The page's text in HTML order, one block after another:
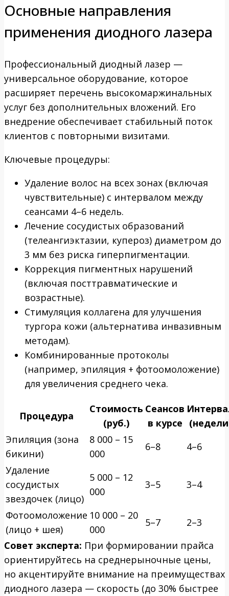
Основные направления
применения диодного лазера
Профессиональный диодный лазер —
универсальное оборудование, которое
расширяет перечень высокомаржинальных
услуг без дополнительных вложений. Его
внедрение обеспечивает стабильный поток
клиентов с повторными визитами.
Ключевые процедуры:
Удаление волос на всех зонах (включая
чувствительные) с интервалом между
сеансами 4–6 недель.
Лечение сосудистых образований
(телеангиэктазии, купероз) диаметром до
3 мм без риска гиперпигментации.
Коррекция пигментных нарушений
(включая посттравматические и
возрастные).
Стимуляция коллагена для улучшения
тургора кожи (альтернатива инвазивным
методам).
Комбинированные протоколы
(например, эпиляция + фотоомоложение)
для увеличения среднего чека.
Процедура
Стоимость
(руб.)
Сеансов
в курсе
Эпиляция (зона
бикини)
8 000 – 15
000
6–8
4–6
Удаление
сосудистых
звездочек (лицо)
5 000 – 12
000
3–5 3–4
Фотоомоложение
(лицо + шея)
10 000 – 20
000
5–7
2–3
Совет эксперта: При формировании прайса
ориентируйтесь на среднерыночные цены,
но акцентируйте внимание на преимуществах
диодного лазера — скорость (до 30% быстрее